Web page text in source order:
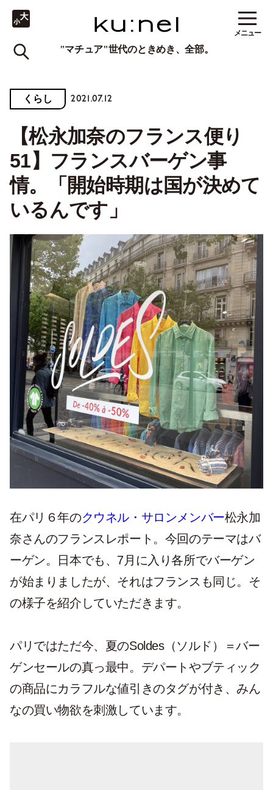
"マチュア"世代のときめき、全部。
メニュー
くらし 2021.07.12
【松永加奈のフランス便り
51】フランスバーゲン事
情。「開始時期は国が決めて
いるんです」
在パリ６年のクウネル・サロンメンバー松永加
奈さんのフランスレポート。今回のテーマはバ
ーゲン。日本でも、7月に入り各所でバーゲン
が始まりましたが、それはフランスも同じ。そ
の様子を紹介していただきます。
パリではただ今、夏のSoldes（ソルド）＝バー
ゲンセールの真っ最中。デパートやブティック
の商品にカラフルな値引きのタグが付き、みん
なの買い物欲を刺激しています。